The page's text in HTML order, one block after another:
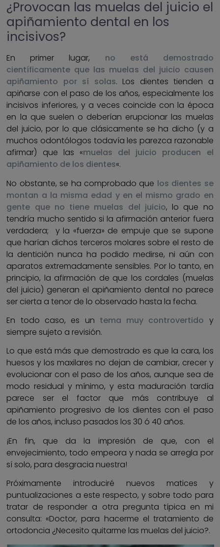
¿Provocan las muelas del juicio el
apiñamiento dental en los
incisivos?
En primer lugar, no está demostrado
científicamente que las muelas del juicio causen
apiñamiento por sí solas. Los dientes tienden a
apiñarse con el paso de los años, especialmente los
incisivos inferiores, y a veces coincide con la época
en la que suelen o deberían erupcionar las muelas
del juicio, por lo que clásicamente se ha dicho (y a
muchos odontólogos todavía les parezca razonable
afirmar) que las «muelas del juicio producen el
apiñamiento de los dientes«.
No obstante, se ha comprobado que los dientes se
montan a la misma edad y en el mismo grado en
gente que no tiene muelas del juicio, lo que no
tendría mucho sentido si la afirmación anterior fuera
verdadera; y la «fuerza» de empuje que se supone
que harían dichos terceros molares sobre el resto de
la dentición nunca ha podido medirse, ni aún con
aparatos extremadamente sensibles. Por lo tanto, en
principio, la afirmación de que los cordales (muelas
del juicio) generan el apiñamiento dental no parece
ser cierta a tenor de lo observado hasta la fecha.
En todo caso, es un tema muy controvertido y
siempre sujeto a revisión.
Lo que está más que demostrado es que la cara, los
huesos y los maxilares no dejan de cambiar, crecer y
evolucionar con el paso de los años, aunque sea de
modo residual y mínimo, y esta maduración tardía
parece ser el factor que más contribuye al
apiñamiento progresivo de los dientes con el paso
de los años, incluso pasados los 30 ó 40 años.
¡En fin, que da la impresión de que, con el
envejecimiento, todo empeora y nada se arregla por
sí solo, para desgracia nuestra!
Próximamente introduciré nuevos matices y
puntualizaciones a este respecto, y sobre todo para
tratar de responder a otra pregunta típica en mi
consulta: «Doctor, para hacerme el tratamiento de
ortodoncia ¿Necesito quitarme las muelas del juicio?.